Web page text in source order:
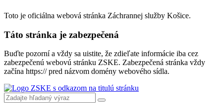
Toto je oficiálna webová stránka Záchrannej služby Košice.
Táto stránka je zabezpečená
Buďte pozorní a vždy sa uistite, že zdieľate informácie iba cez
zabezpečenú webovú stránku ZSKE. Zabezpečená stránka vždy
začína https:// pred názvom domény webového sídla.